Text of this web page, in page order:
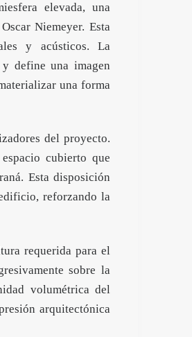
elevada, una
Niemeyer. Esta
y acústicos. La
define una imagen
una forma
del proyecto.
cubierto que
Esta disposición
reforzando la
requerida para el
sobre la
volumétrica del
arquitectónica